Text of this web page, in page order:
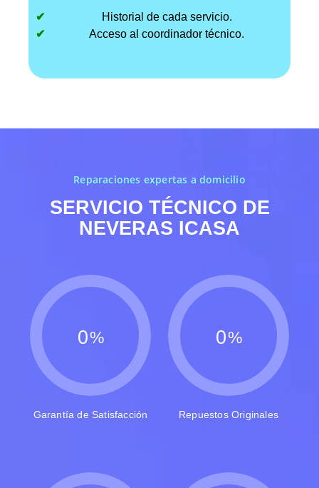
Historial de cada servicio.
Acceso al coordinador técnico.
Reparaciones expertas a domicilio
SERVICIO TÉCNICO DE
NEVERAS ICASA
0%
Garantía de Satisfacción
0%
Repuestos Originales